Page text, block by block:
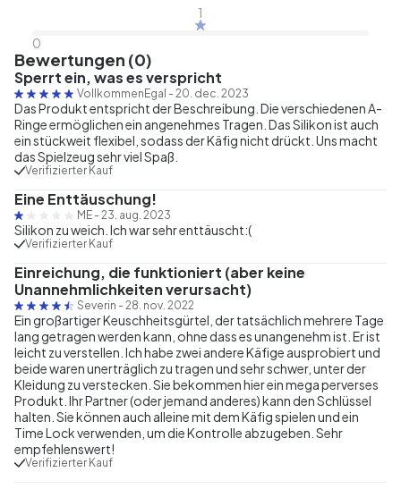
1
0
Bewertungen (0)
Sperrt ein, was es verspricht
VollkommenEgal - 20. dec. 2023
Das Produkt entspricht der Beschreibung. Die verschiedenen A-
Ringe ermöglichen ein angenehmes Tragen. Das Silikon ist auch
ein stückweit flexibel, sodass der Käfig nicht drückt. Uns macht
das Spielzeug sehr viel Spaß.
Verifizierter Kauf
Eine Enttäuschung!
ME - 23. aug. 2023
Silikon zu weich. Ich war sehr enttäuscht:(
Verifizierter Kauf
Einreichung, die funktioniert (aber keine
Unannehmlichkeiten verursacht)
Severin - 28. nov. 2022
Ein großartiger Keuschheitsgürtel, der tatsächlich mehrere Tage
lang getragen werden kann, ohne dass es unangenehm ist. Er ist
leicht zu verstellen. Ich habe zwei andere Käfige ausprobiert und
beide waren unerträglich zu tragen und sehr schwer, unter der
Kleidung zu verstecken. Sie bekommen hier ein mega perverses
Produkt. Ihr Partner (oder jemand anderes) kann den Schlüssel
halten. Sie können auch alleine mit dem Käfig spielen und ein
Time Lock verwenden, um die Kontrolle abzugeben. Sehr
empfehlenswert!
Verifizierter Kauf